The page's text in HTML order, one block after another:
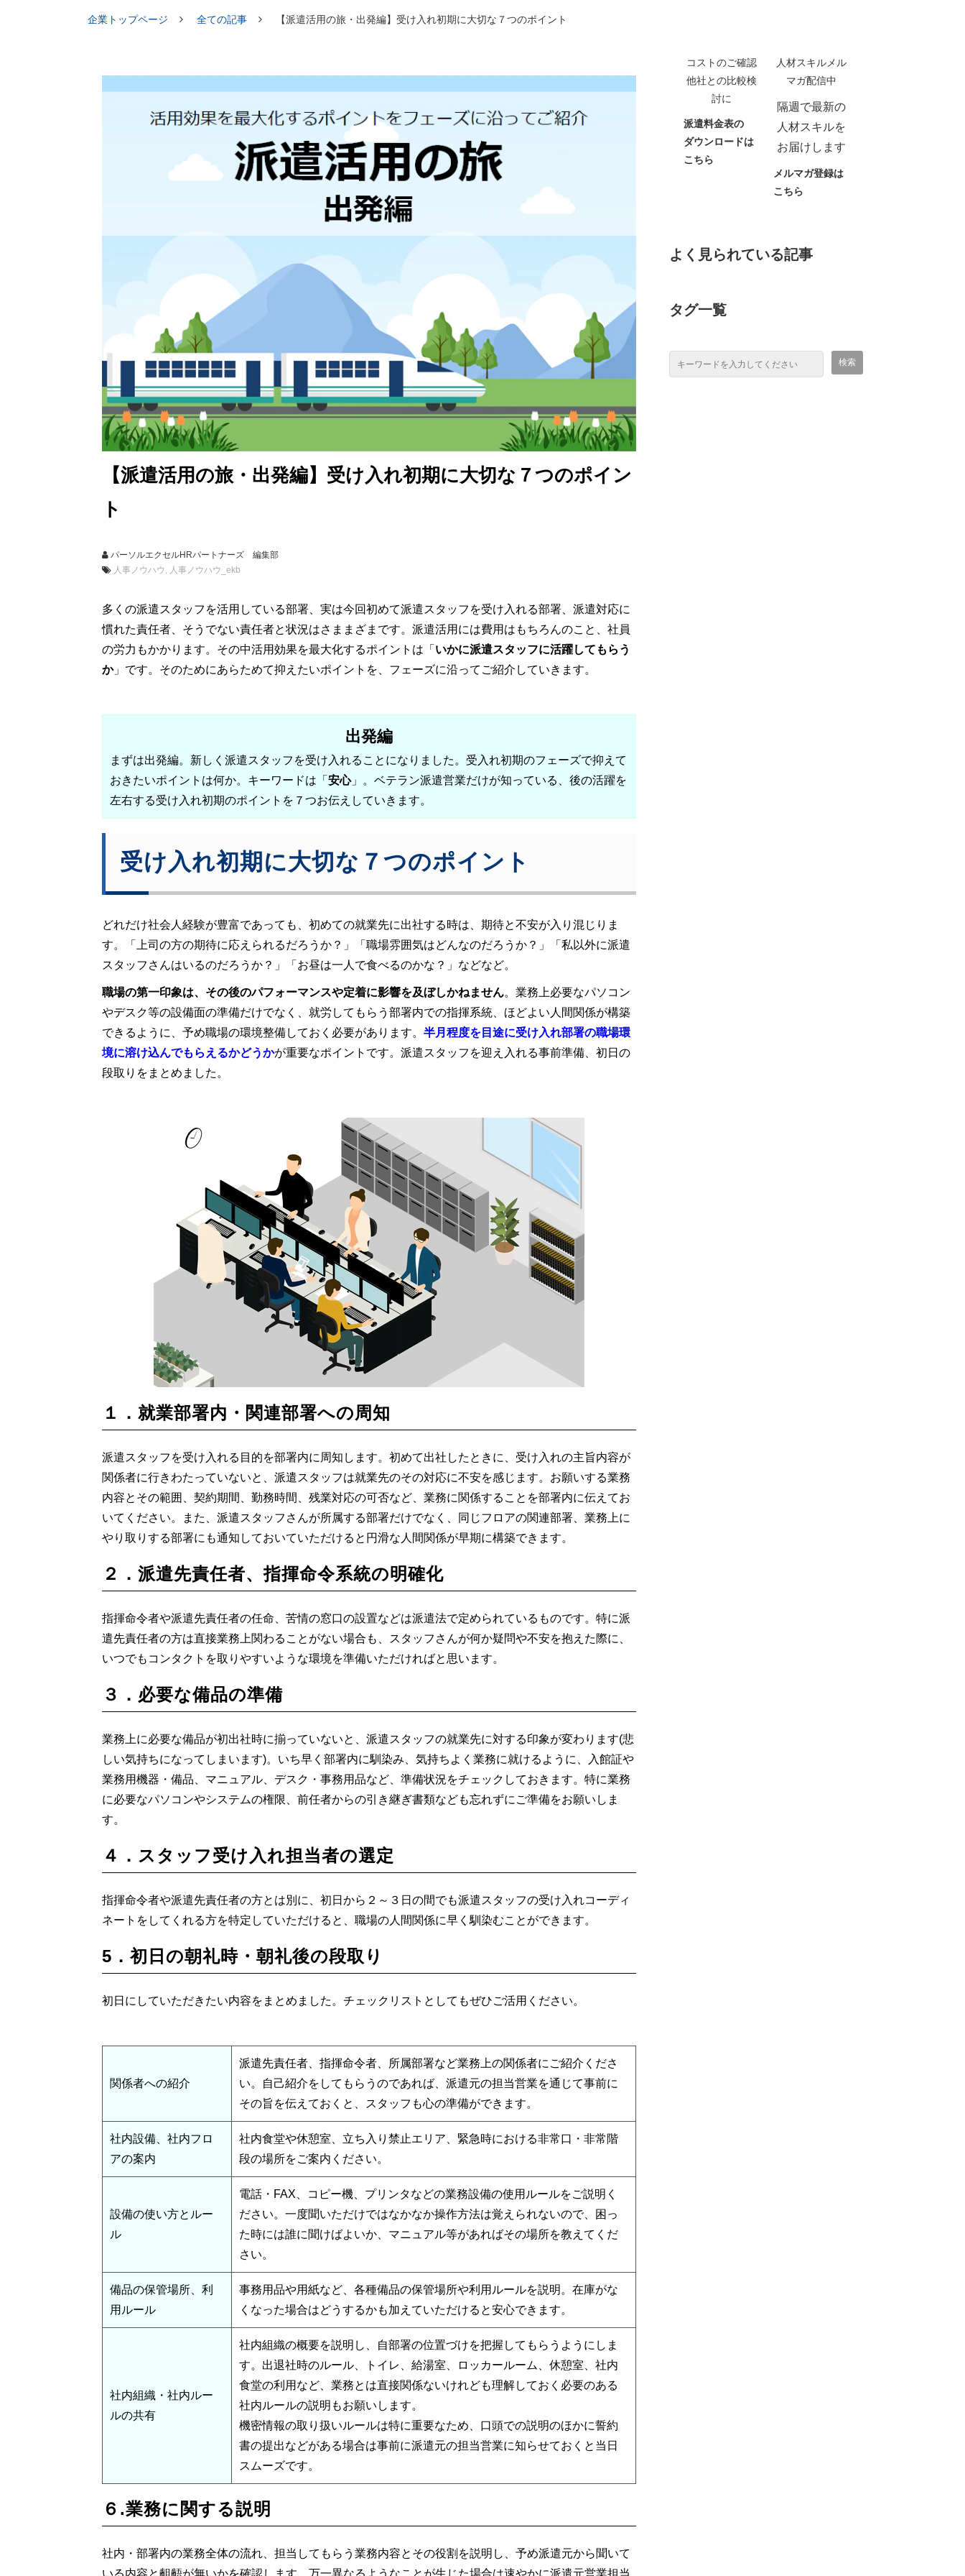
企業トップページ 全ての記事 【派遣活用の旅・出発編】受け入れ初期に大切な７つのポイント
【派遣活用の旅・出発編】受け入れ初期に大切な７つのポイン
ト
パーソルエクセルHRパートナーズ 編集部
人事ノウハウ
人事ノウハウ_ekb
多くの派遣スタッフを活用している部署、実は今回初めて派遣スタッフを受け入れる部署、派遣対応に
慣れた責任者、そうでない責任者と状況はさままざまです。派遣活用には費用はもちろんのこと、社員
の労力もかかります。その中活用効果を最大化するポイントは「 いかに派遣スタッフに活躍してもらう
か」です。そのためにあらためて抑えたいポイントを、フェーズに沿ってご紹介していきます。
出発編
まずは出発編。新しく派遣スタッフを受け入れることになりました。受入れ初期のフェーズで抑えて
おきたいポイントは何か。キーワードは「 安心」。ベテラン派遣営業だけが知っている、後の活躍を
左右する受け入れ初期のポイントを７つお伝えしていきます。
受け入れ初期に大切な７つのポイント
どれだけ社会人経験が豊富であっても、初めての就業先に出社する時は、期待と不安が入り混じりま
す。「上司の方の期待に応えられるだろうか？」「職場雰囲気はどんなのだろうか？」「私以外に派遣
スタッフさんはいるのだろうか？」「お昼は一人で食べるのかな？」などなど。
職場の第一印象は、その後のパフォーマンスや定着に影響を及ぼしかねません。業務上必要なパソコン
やデスク等の設備面の準備だけでなく、就労してもらう部署内での指揮系統、ほどよい人間関係が構築
できるように、予め職場の環境整備しておく必要があります。 半月程度を目途に受け入れ部署の職場環
境に溶け込んでもらえるかどうかが重要なポイントです。派遣スタッフを迎え入れる事前準備、初日の
段取りをまとめました。
１．就業部署内・関連部署への周知
派遣スタッフを受け入れる目的を部署内に周知します。初めて出社したときに、受け入れの主旨内容が
関係者に行きわたっていないと、派遣スタッフは就業先のその対応に不安を感じます。お願いする業務
内容とその範囲、契約期間、勤務時間、残業対応の可否など、業務に関係することを部署内に伝えてお
いてください。また、派遣スタッフさんが所属する部署だけでなく、同じフロアの関連部署、業務上に
やり取りする部署にも通知しておいていただけると円滑な人間関係が早期に構築できます。
２．派遣先責任者、指揮命令系統の明確化
指揮命令者や派遣先責任者の任命、苦情の窓口の設置などは派遣法で定められているものです。特に派
遣先責任者の方は直接業務上関わることがない場合も、スタッフさんが何か疑問や不安を抱えた際に、
いつでもコンタクトを取りやすいような環境を準備いただければと思います。
３．必要な備品の準備
業務上に必要な備品が初出社時に揃っていないと、派遣スタッフの就業先に対する印象が変わります(悲
しい気持ちになってしまいます)。いち早く部署内に馴染み、気持ちよく業務に就けるように、入館証や
業務用機器・備品、マニュアル、デスク・事務用品など、準備状況をチェックしておきます。特に業務
に必要なパソコンやシステムの権限、前任者からの引き継ぎ書類なども忘れずにご準備をお願いしま
す。
４．スタッフ受け入れ担当者の選定
指揮命令者や派遣先責任者の方とは別に、初日から２～３日の間でも派遣スタッフの受け入れコーディ
ネートをしてくれる方を特定していただけると、職場の人間関係に早く馴染むことができます。
5．初日の朝礼時・朝礼後の段取り
初日にしていただきたい内容をまとめました。チェックリストとしてもぜひご活用ください。
関係者への紹介
派遣先責任者、指揮命令者、所属部署など業務上の関係者にご紹介くださ
い。自己紹介をしてもらうのであれば、派遣元の担当営業を通じて事前に
その旨を伝えておくと、スタッフも心の準備ができます。
社内設備、社内フロ
アの案内
社内食堂や休憩室、立ち入り禁止エリア、緊急時における非常口・非常階
段の場所をご案内ください。
設備の使い方とルー
ル
電話・FAX、コピー機、プリンタなどの業務設備の使用ルールをご説明く
ださい。一度聞いただけではなかなか操作方法は覚えられないので、困っ
た時には誰に聞けばよいか、マニュアル等があればその場所を教えてくだ
さい。
備品の保管場所、利
用ルール
事務用品や用紙など、各種備品の保管場所や利用ルールを説明。在庫がな
くなった場合はどうするかも加えていただけると安心できます。
社内組織・社内ルー
ルの共有
社内組織の概要を説明し、自部署の位置づけを把握してもらうようにしま
す。出退社時のルール、トイレ、給湯室、ロッカールーム、休憩室、社内
食堂の利用など、業務とは直接関係ないけれども理解しておく必要のある
社内ルールの説明もお願いします。
機密情報の取り扱いルールは特に重要なため、口頭での説明のほかに誓約
書の提出などがある場合は事前に派遣元の担当営業に知らせておくと当日
スムーズです。
６.業務に関する説明
社内・部署内の業務全体の流れ、担当してもらう業務内容とその役割を説明し、予め派遣元から聞いて
コストのご確認
他社との比較検
討に
派遣料金表の
ダウンロードは
こちら
人材スキルメル
マガ配信中
隔週で最新の
人材スキルを
お届けします
メルマガ登録は
こちら
よく見られている記事
タグ一覧